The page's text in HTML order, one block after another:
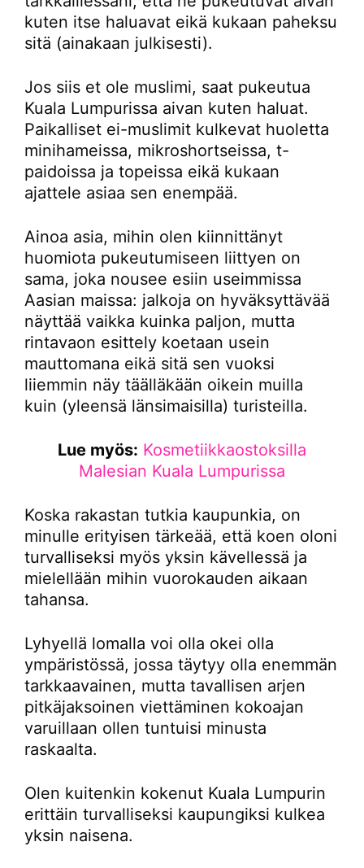
kuten itse haluavat eikä kukaan paheksu
sitä (ainakaan julkisesti).
Jos siis et ole muslimi, saat pukeutua
Kuala Lumpurissa aivan kuten haluat.
Paikalliset ei-muslimit kulkevat huoletta
minihameissa, mikroshortseissa, t-
paidoissa ja topeissa eikä kukaan
ajattele asiaa sen enempää.
Ainoa asia, mihin olen kiinnittänyt
huomiota pukeutumiseen liittyen on
sama, joka nousee esiin useimmissa
Aasian maissa: jalkoja on hyväksyttävää
näyttää vaikka kuinka paljon, mutta
rintavaon esittely koetaan usein
mauttomana eikä sitä sen vuoksi
liiemmin näy täälläkään oikein muilla
kuin (yleensä länsimaisilla) turisteilla.
Lue myös: Kosmetiikkaostoksilla
Malesian Kuala Lumpurissa
Koska rakastan tutkia kaupunkia, on
minulle erityisen tärkeää, että koen oloni
turvalliseksi myös yksin kävellessä ja
mielellään mihin vuorokauden aikaan
tahansa.
Lyhyellä lomalla voi olla okei olla
ympäristössä, jossa täytyy olla enemmän
tarkkaavainen, mutta tavallisen arjen
pitkäjaksoinen viettäminen kokoajan
varuillaan ollen tuntuisi minusta
raskaalta.
Olen kuitenkin kokenut Kuala Lumpurin
erittäin turvalliseksi kaupungiksi kulkea
yksin naisena.